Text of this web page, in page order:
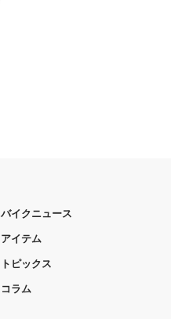
バイクニュース
アイテム
トピックス
コラム